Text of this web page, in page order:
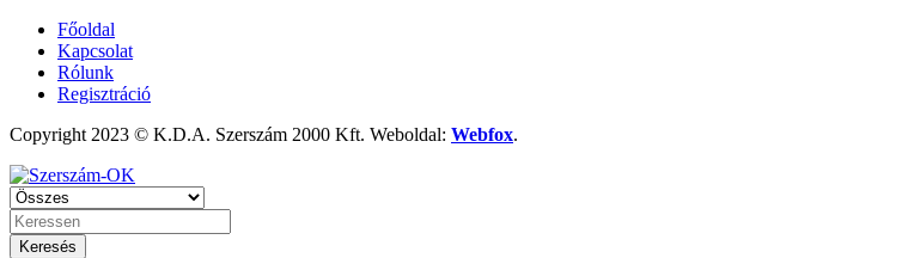
Főoldal
Kapcsolat
Rólunk
Regisztráció
Copyright 2023 © K.D.A. Szerszám 2000 Kft. Weboldal: Webfox.
Keresés